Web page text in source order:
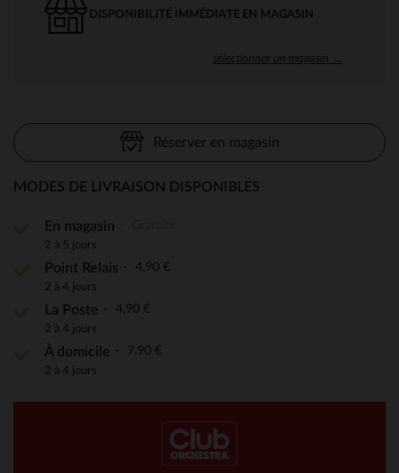
DISPONIBILITÉ IMMÉDIATE EN MAGASIN
sélectionner un magasin →
Réserver en magasin
MODES DE LIVRAISON DISPONIBLES
En magasin
2 à 5 jours
Point Relais 4,90 €
2 à 4 jours
La Poste 4,90 €
2 à 4 jours
À domicile 7,90 €
2 à 4 jours